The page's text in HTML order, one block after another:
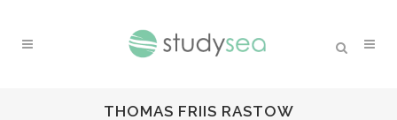
THOMAS FRIIS RASTOW